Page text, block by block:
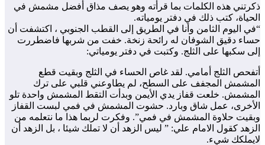
ذكرتني هذه الكلمات بما قرأته وهو يصف مذاق أفضل مشمش في
الحياة، كتب ذلك في دفتر يومياته.
“في اليوم الثامن وأنا في الطريق إلى القطب الجنوبي ، اكتشفت أن
حساء دقيق الشوفان له رائحة زنخة. خفت من شربها فاضطررت
إلى سكبها على الثلج. وكتبت في دفتر يومياتي:
أتفحص الثلج أمامي. لقد غاص الحساء في الثلج وبقيت قطع
المشمش المجفف على السطح، لم يطاوعني قلبي على ترك
المشمش. خلعت قفاز يدي الأيمن وبدأت التقط المشمش واحدة تلو
الأخرى، عمل شاق وبارد. حشوت المشمش في فمي لبست القفاز
وبقيت حلاوة المشمش في فمي”. وفكرت لربما هذا ما نتعلمه من
الزهد كقول الامام علي: ” ليس الزهد أن لا تملك شيئا ، بل الزهد أن
لايملكك شيء.